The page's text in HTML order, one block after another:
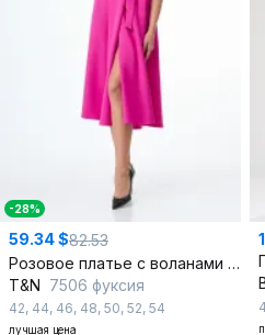
-28%
59.34 $82.53
Розовое платье с воланами и крыльями юбки из плотной ткани
T&N 7506 фуксия
42, 44, 46, 48, 50, 52, 54
лучшая цена